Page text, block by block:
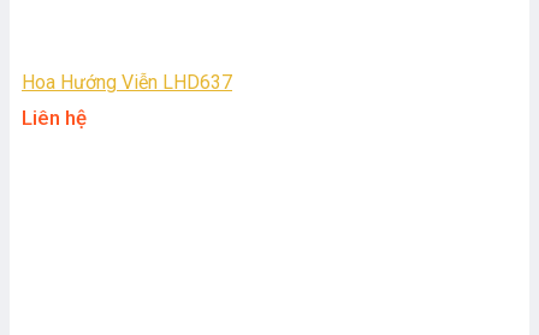
Hoa Hướng Viễn LHD637
Liên hệ